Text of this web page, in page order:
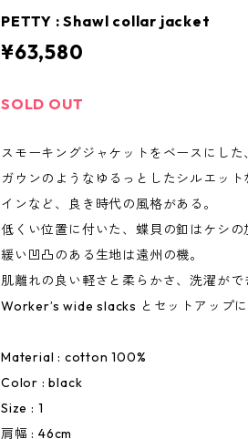
PETTY : Shawl collar jacket
¥63,580
SOLD OUT
スモーキングジャケットをベースにした
ガウンのようなゆるっとしたシルエッ
インなど、良き時代の風格がある。
低くい位置に付いた、蝶貝の釦はケシの
緩い凹凸のある生地は遠州の機。
肌離れの良い軽さと柔らかさ、洗濯が
Worker’s wide slacks とセットアップに
Material : cotton 100%
Color : black
Size : 1
肩幅 : 46cm